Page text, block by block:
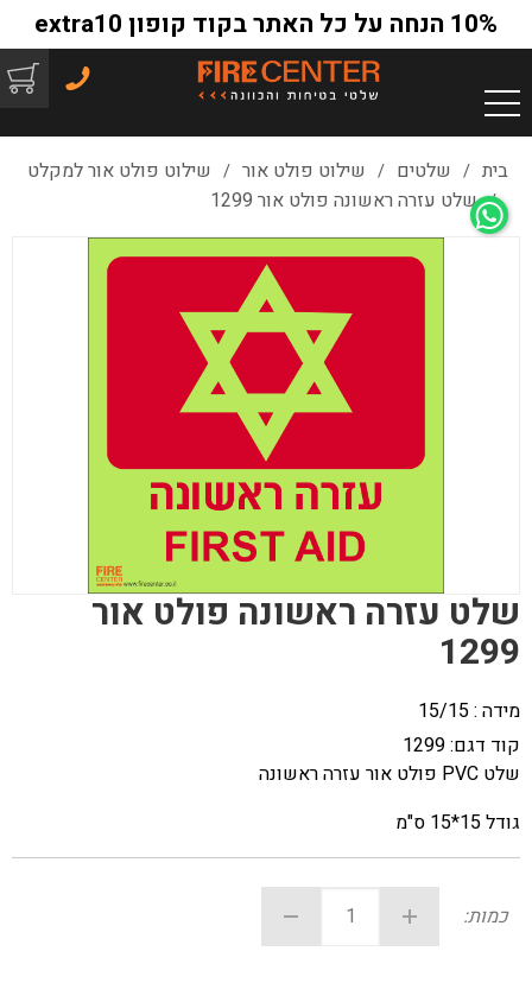
10% הנחה על כל האתר בקוד קופון extra10
בית / שלטים / שילוט פולט אור / שילוט פולט אור למקלט
/ שלט עזרה ראשונה פולט אור 1299
שלט עזרה ראשונה פולט אור
1299
מידה : 15/15
קוד דגם:1299
שלט PVC פולט אור עזרה ראשונה
גודל 15*15 ס"מ
כמות: